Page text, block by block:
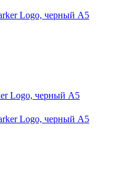
Logo, черный А5